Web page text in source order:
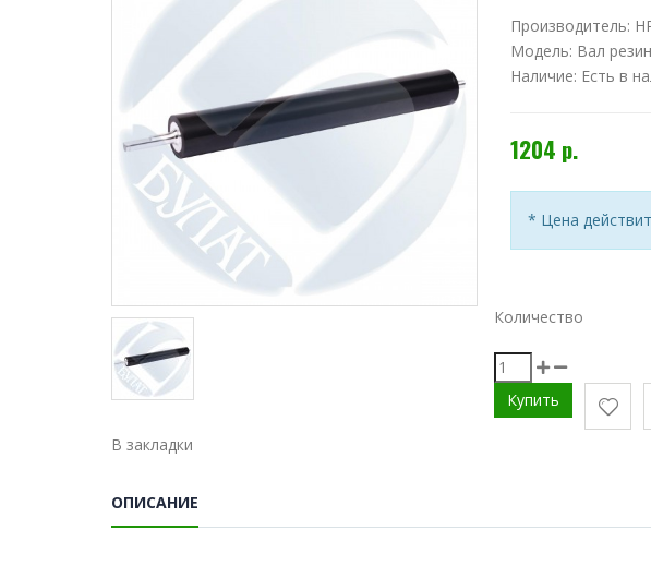
Производитель:
Модель: Вал
Наличие: Есть в
1204 р.
* Цена
Количество
В закладки
ОПИСАНИЕ